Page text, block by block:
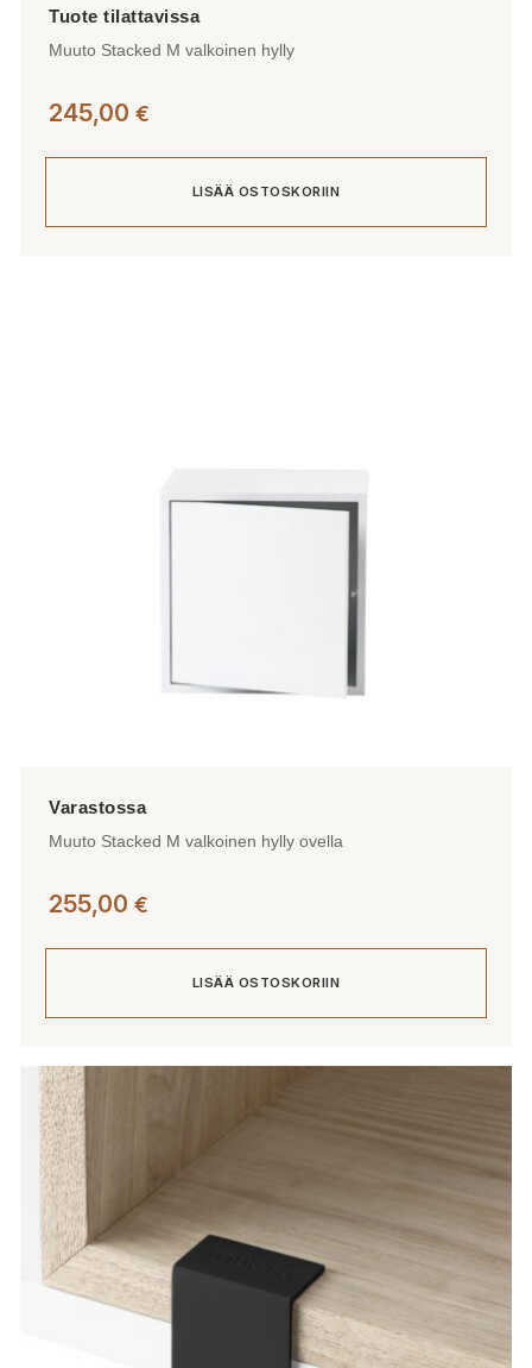
Muuto Stacked M valkoinen hylly
245,00 €
LISÄÄ OSTOSKORIIN
Muuto Stacked M valkoinen hylly ovella
255,00 €
LISÄÄ OSTOSKORIIN